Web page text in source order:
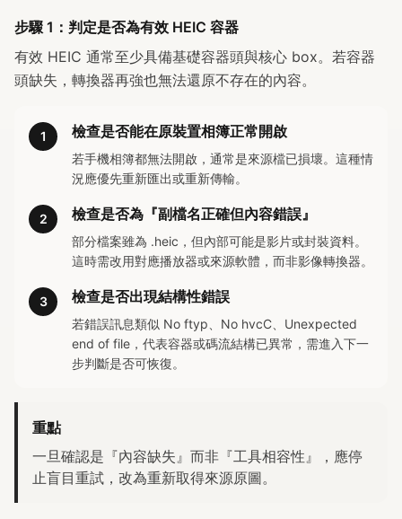
步驟 1：判定是否為有效 HEIC 容器
有效 HEIC 通常至少具備基礎容器頭與核心 box。若容器
頭缺失，轉換器再強也無法還原不存在的內容。
1 檢查是否能在原裝置相簿正常開啟
若手機相簿都無法開啟，通常是來源檔已損壞。這種情
況應優先重新匯出或重新傳輸。
2 檢查是否為『副檔名正確但內容錯誤』
部分檔案雖為 .heic，但內部可能是影片或封裝資料。
這時需改用對應播放器或來源軟體，而非影像轉換器。
3 檢查是否出現結構性錯誤
若錯誤訊息類似 No ftyp、No hvcC、Unexpected
end of file，代表容器或碼流結構已異常，需進入下一
步判斷是否可恢復。
重點
一旦確認是『內容缺失』而非『工具相容性』，應停
止盲目重試，改為重新取得來源原圖。